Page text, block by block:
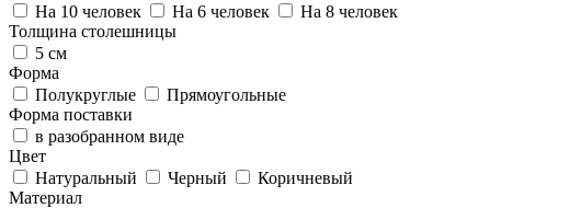
На 10 человек
На 6 человек
На 8 человек
Толщина столешницы
5 см
Форма
Полукруглые
Прямоугольные
Форма поставки
в разобранном виде
Цвет
Натуральный
Черный
Коричневый
Материал